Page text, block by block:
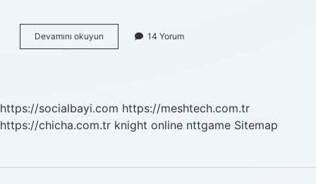
Devamını okuyun Sentetik
Programında
14 Yorum
https://socialbayi.com https://meshtech.com.tr
https://chicha.com.tr knight online nttgame Sitemap